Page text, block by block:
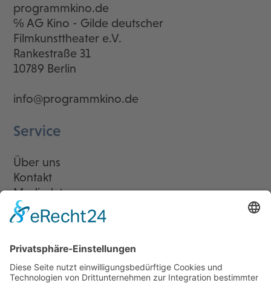
programmkino.de
℅ AG Kino - Gilde deutscher
Filmkunsttheater e.V.
Rankestraße 31
10789 Berlin
info@programmkino.de
Service
Über uns
Kontakt
Mediadaten
Newsletter
LogIn
Legal